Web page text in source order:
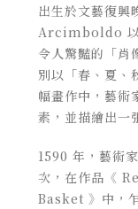
出生於文藝復
Arcimboldo 以
令人驚豔的「肖
別以「春、夏、
幅畫作中，藝術
素，並描繪出一
1590 年，藝術
次，在作品 《
Basket 》 中，